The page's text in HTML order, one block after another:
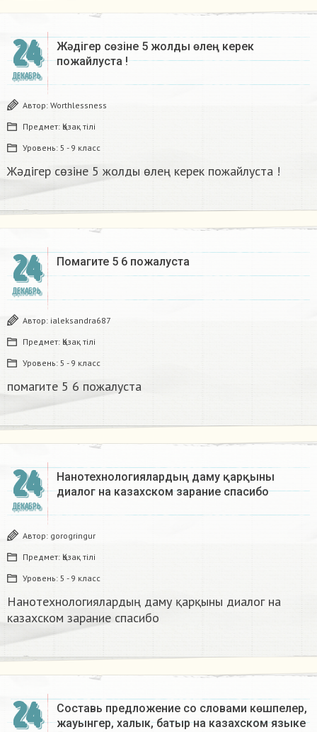
24
ДЕКАБРЬ
Жәдігер сөзіне 5 жолды өлең керек
пожайлуста !
Автор: Worthlessness
Предмет: Қазақ тiлi
Уровень: 5 - 9 класс
Жәдігер сөзіне 5 жолды өлең керек пожайлуста !
24
ДЕКАБРЬ
Помагите 5 6 пожалуста​
Автор: ialeksandra687
Предмет: Қазақ тiлi
Уровень: 5 - 9 класс
помагите 5 6 пожалуста​
24
ДЕКАБРЬ
Нанотехнологиялардың даму қарқыны
диалог на казахском зарание спасибо
Автор: gorogringur
Предмет: Қазақ тiлi
Уровень: 5 - 9 класс
Нанотехнологиялардың даму қарқыны диалог на
казахском зарание спасибо
24
Составь предложение со словами көшпелер,
жауынгер, халык, батыр на казахском языке